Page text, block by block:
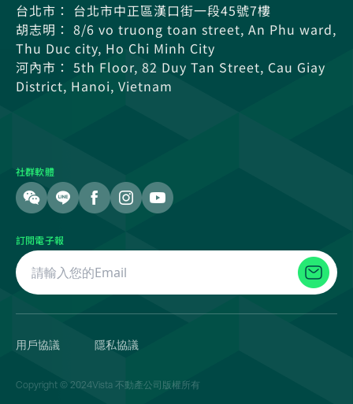
台北市： 台北市中正區漢口街一段45號7樓
胡志明： 8/6 vo truong toan street, An Phu ward,
Thu Duc city, Ho Chi Minh City
河內市： 5th Floor, 82 Duy Tan Street, Cau Giay
District, Hanoi, Vietnam
社群軟體
訂閱電子報
Copyright © 2024Vista 不動產公司版權所有
用戶協議 隱私協議